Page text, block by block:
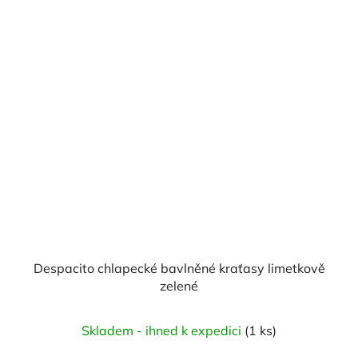
Despacito chlapecké bavlněné kraťasy limetkově
zelené
Skladem - ihned k expedici (1 ks)